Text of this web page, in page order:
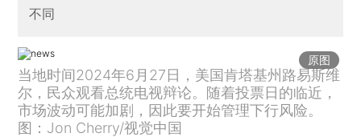
不同
原图
当地时间2024年6月27日，美国肯塔基州路易斯维
尔，民众观看总统电视辩论。随着投票日的临近，
市场波动可能加剧，因此要开始管理下行风险。
图：Jon Cherry/视觉中国